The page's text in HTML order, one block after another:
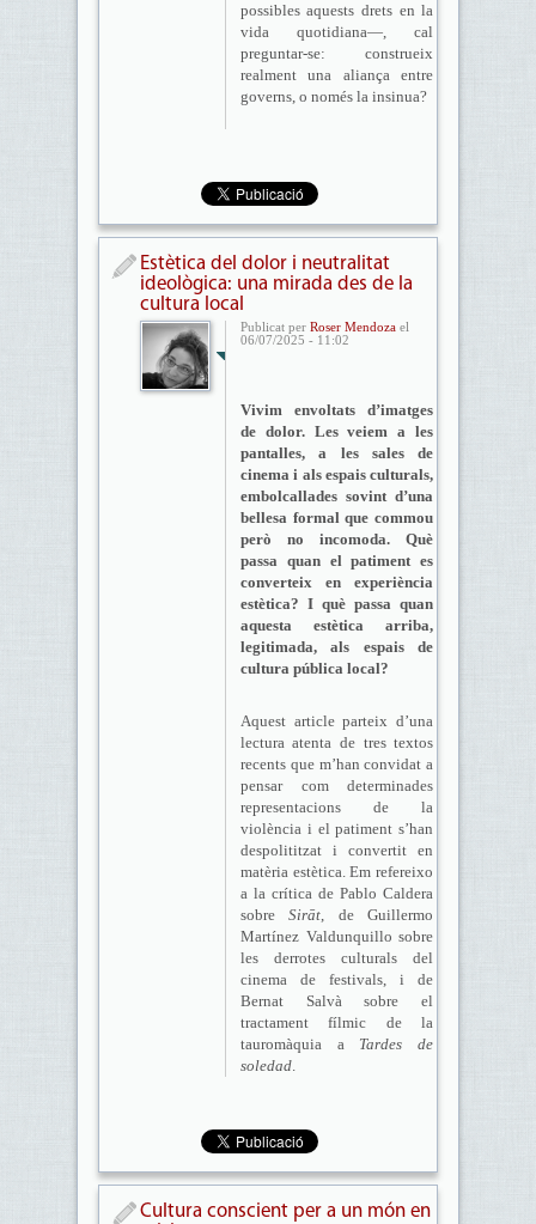
possibles aquests drets en la
vida quotidiana—, cal
preguntar-se: construeix
realment una aliança entre
governs, o només la insinua?
Estètica del dolor i neutralitat
ideològica: una mirada des de la
cultura local
Publicat per Roser Mendozael
06/07/2025 - 11:02
Vivim envoltats d’imatges
de dolor. Les veiem a les
pantalles, a les sales de
cinema i als espais culturals,
embolcallades sovint d’una
bellesa formal que commou
però no incomoda. Què
passa quan el patiment es
converteix en experiència
estètica? I què passa quan
aquesta estètica arriba,
legitimada, als espais de
cultura pública local?
Aquest article parteix d’una
lectura atenta de tres textos
recents que m’han convidat a
pensar com determinades
representacions de la
violència i el patiment s’han
despolititzat i convertit en
matèria estètica. Em refereixo
a la crítica de Pablo Caldera
sobreSirāt, de Guillermo
Martínez Valdunquillo sobre
les derrotes culturals del
cinema de festivals, i de
Bernat Salvà sobre el
tractament fílmic de la
tauromàquia a Tardes de
soledad.
Cultura conscient per a un món en